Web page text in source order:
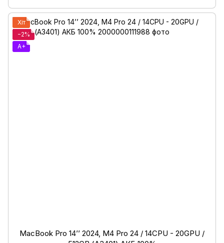
Хіт
−2%
A+
MacBook Pro 14’’ 2024, M4 Pro 24 / 14CPU - 20GPU /